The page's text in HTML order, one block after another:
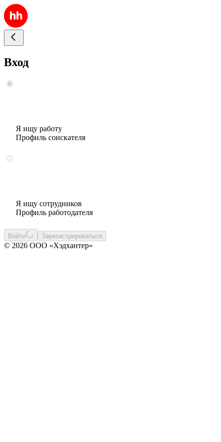
Вход
Я ищу работу
Профиль соискателя
Я ищу сотрудников
Профиль работодателя
Войти Зарегистрироваться
© 2026 ООО «Хэдхантер»